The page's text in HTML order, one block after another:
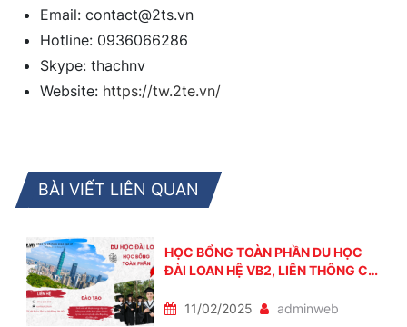
Email: contact@2ts.vn
Hotline: 0936066286
Skype: thachnv
Website: https://tw.2te.vn/
BÀI VIẾT LIÊN QUAN
HỌC BỔNG TOÀN PHẦN DU HỌC
ĐÀI LOAN HỆ VB2, LIÊN THÔNG CỬ
11/02/2025
adminweb